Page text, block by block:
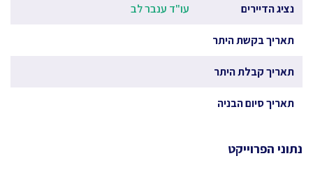
נציג הדיירים עו"ד ענבר לב
תאריך בקשת היתר
תאריך קבלת היתר
תאריך סיום הבניה
נתוני הפרוייקט